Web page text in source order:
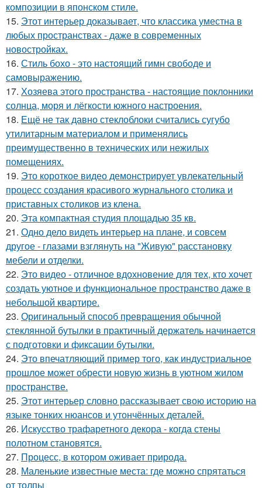
композиции в японском стиле.
15. Этот интерьер доказывает, что классика уместна в
любых пространствах - даже в современных
новостройках.
16. Стиль бохо - это настоящий гимн свободе и
самовыражению.
17. Хозяева этого пространства - настоящие поклонники
солнца, моря и лёгкости южного настроения.
18. Ещё не так давно стеклоблоки считались сугубо
утилитарным материалом и применялись
преимущественно в технических или нежилых
помещениях.
19. Это короткое видео демонстрирует увлекательный
процесс создания красивого журнального столика и
приставных столиков из клена.
20. Эта компактная студия площадью 35 кв.
21. Одно дело видеть интерьер на плане, и совсем
другое - глазами взглянуть на "Живую" расстановку
мебели и отделки.
22. Это видео - отличное вдохновение для тех, кто хочет
создать уютное и функциональное пространство даже в
небольшой квартире.
23. Оригинальный способ превращения обычной
стеклянной бутылки в практичный держатель начинается
с подготовки и фиксации бутылки.
24. Это впечатляющий пример того, как индустриальное
прошлое может обрести новую жизнь в уютном жилом
пространстве.
25. Этот интерьер словно рассказывает свою историю на
языке тонких нюансов и утончённых деталей.
26. Искусство трафаретного декора - когда стены
полотном становятся.
27. Процесс, в котором оживает природа.
28. Маленькие известные места: где можно спрятаться
от толпы